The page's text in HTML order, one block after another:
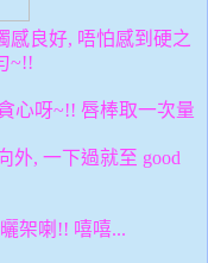
感良好, 唔怕感到硬之
~!!
心呀~!! 唇棒取一次量
外, 一下過就至 good
架喇!! 嘻嘻...